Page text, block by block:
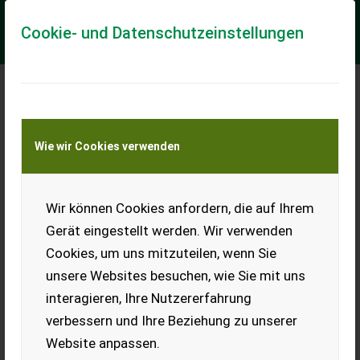
Cookie- und Datenschutzeinstellungen
Wie wir Cookies verwenden
Wir können Cookies anfordern, die auf Ihrem
Gerät eingestellt werden. Wir verwenden
Cookies, um uns mitzuteilen, wenn Sie
unsere Websites besuchen, wie Sie mit uns
interagieren, Ihre Nutzererfahrung
verbessern und Ihre Beziehung zu unserer
Website anpassen.
Meine Transportkostenanfrage
Transport von Land- und Baumaschinen –
KEINE Tiertransporte
Sonstige HZI C50
Hammerbohrer HZI C 50
einem Honda 4 takt Motor angetrieben. Es können die
meisten handelsüblichen Bohrer verwendet ...
EUR 2.399 inkl. 20 % MwSt.